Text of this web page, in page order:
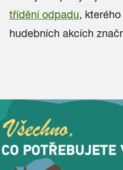
třídění odpadu,
hudebních akcích